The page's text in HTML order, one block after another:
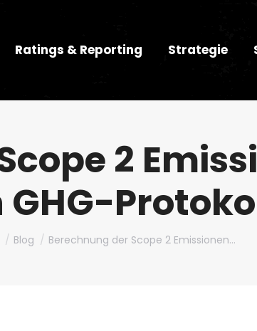
Ratings & Reporting Strategie
2
Blog Berechnung der Scope 2 Emissionen…